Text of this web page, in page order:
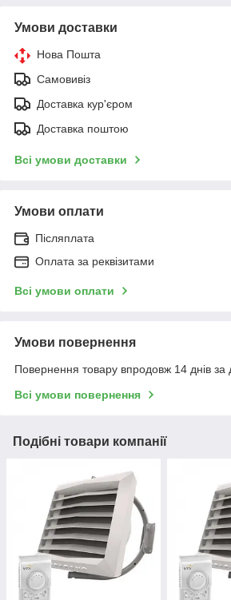
Умови доставки
Нова Пошта
Самовивіз
Доставка кур'єром
Доставка поштою
Всі умови доставки
Умови оплати
Післяплата
Оплата за реквізитами
Всі умови оплати
Умови повернення
Повернення товару впродовж 14 днів за
Всі умови повернення
Подібні товари компанії